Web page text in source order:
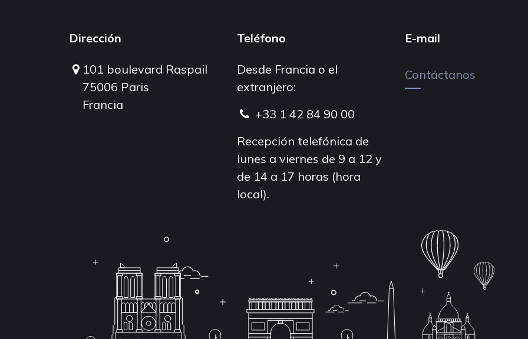
Dirección
101 boulevard Raspail
75006 Paris
Francia
Teléfono
Desde Francia o el
extranjero:
+33 1 42 84 90 00
Recepción telefónica de
lunes a viernes de 9 a 12 y
de 14 a 17 horas (hora
local).
E-mail
Contáctanos